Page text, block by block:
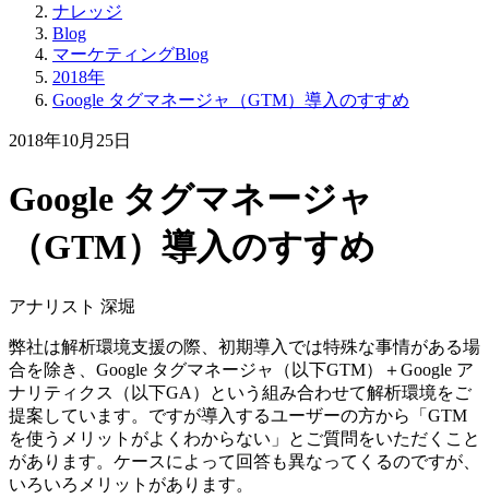
ナレッジ
Blog
マーケティングBlog
2018年
Google タグマネージャ（GTM）導入のすすめ
2018年10月25日
Google タグマネージャ
（GTM）導入のすすめ
アナリスト 深堀
弊社は解析環境支援の際、初期導入では特殊な事情がある場
合を除き、Google タグマネージャ（以下GTM）＋Google ア
ナリティクス（以下GA）という組み合わせて解析環境をご
提案しています。ですが導入するユーザーの方から「GTM
を使うメリットがよくわからない」とご質問をいただくこと
があります。ケースによって回答も異なってくるのですが、
いろいろメリットがあります。